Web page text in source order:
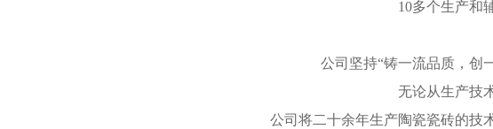
10多个生产和
公司坚持“铸一流品质，创
无论从生产技
公司将二十余年生产陶瓷瓷砖的技